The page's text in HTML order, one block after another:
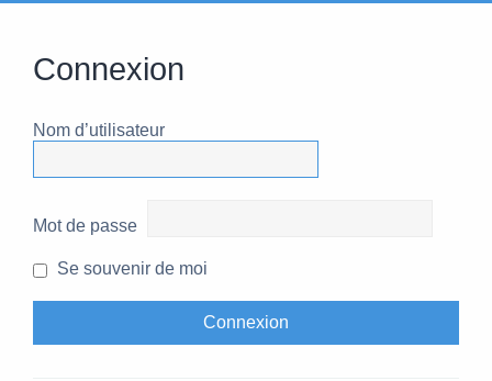
Connexion
Nom d’utilisateur
Mot de passe
Se souvenir de moi